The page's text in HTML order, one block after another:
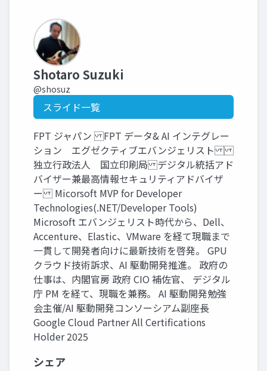
Shotaro Suzuki
@shosuz
スライド一覧
FPT ジャパン FPT データ& AI インテグレー
ション エグゼクティブエバンジェリスト
独立行政法人 国立印刷局 デジタル統括アド
バイザー兼最高情報セキュリティアドバイザ
ー Micorsoft MVP for Developer
Technologies(.NET/Developer Tools)
Microsoft エバンジェリスト時代から、Dell、
Accenture、Elastic、VMware を経て現職まで
一貫して開発者向けに最新技術を啓発。 GPU
クラウド技術訴求、AI 駆動開発推進。 政府の
仕事は、内閣官房 政府 CIO 補佐官、 デジタル
庁 PM を経て、現職を兼務。 AI 駆動開発勉強
会主催/AI 駆動開発コンソーシアム副座長
Google Cloud Partner All Certifications
Holder 2025
シェア